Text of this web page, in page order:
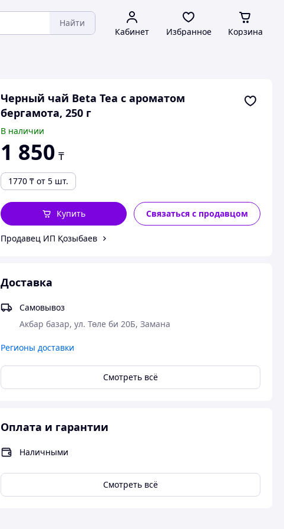
Найти
Кабинет Избранное Корзина
Черный чай Beta Tea с ароматом
бергамота, 250 г
В наличии
1 850 ₸
1770 ₸ от 5 шт.
Купить Связаться с продавцом
Продавец ИП Қозыбаев
Доставка
Самовывоз
Акбар базар, ул. Төле би 20Б, Замана
Регионы доставки
Смотреть всё
Оплата и гарантии
Наличными
Смотреть всё